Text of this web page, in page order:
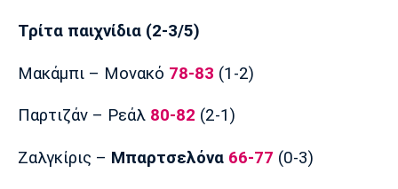
Τρίτα παιχνίδια (2-3/5)
Μακάμπι – Μονακό 78-83 (1-2)
Παρτιζάν – Ρεάλ 80-82 (2-1)
Ζαλγκίρις – Μπαρτσελόνα 66-77 (0-3)